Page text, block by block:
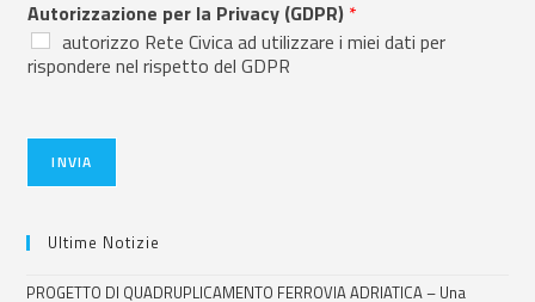
Autorizzazione per la Privacy (GDPR) *
autorizzo Rete Civica ad utilizzare i miei dati per
rispondere nel rispetto del GDPR
INVIA
Ultime Notizie
PROGETTO DI QUADRUPLICAMENTO FERROVIA ADRIATICA – Una